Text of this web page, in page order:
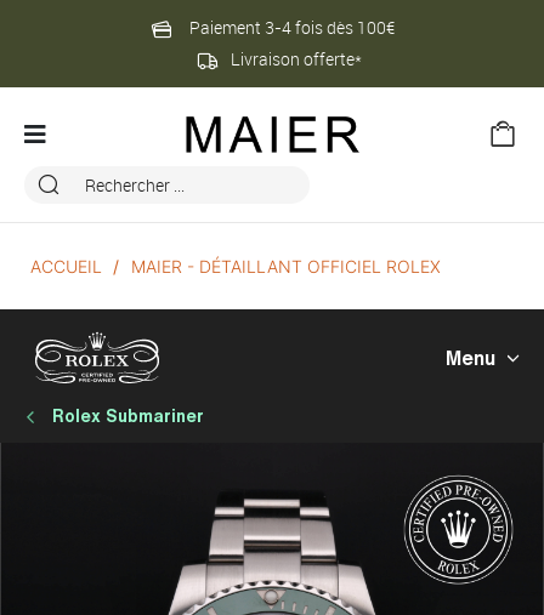
Paiement 3-4 fois dès 100€
Livraison offerte*
ACCUEIL MAIER - DÉTAILLANT OFFICIEL ROLEX
Menu
Rolex Submariner